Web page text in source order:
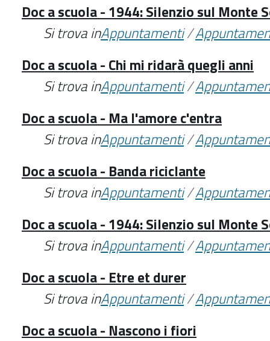
Doc a scuola - 1944: Silenzio sul Monte
Si trova inAppuntamenti/
Doc a scuola - Chi mi ridarà quegli anni
Si trova inAppuntamenti/
Doc a scuola - Ma l'amore c'entra
Si trova inAppuntamenti/
Doc a scuola - Banda riciclante
Si trova inAppuntamenti/
Doc a scuola - 1944: Silenzio sul Monte
Si trova inAppuntamenti/
Doc a scuola - Etre et durer
Si trova inAppuntamenti/
Doc a scuola - Nascono i fiori